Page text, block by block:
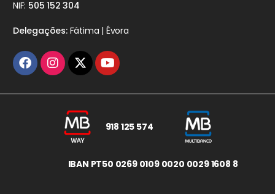
NIF: 505 152 304
Delegações:Fátima | Évora
918 125 574
IBAN PT50 0269 0109 0020 0029 1608 8